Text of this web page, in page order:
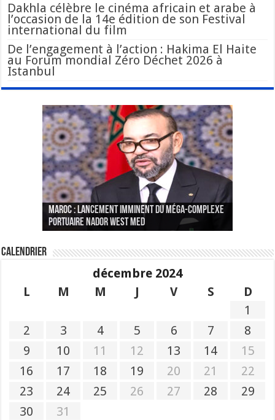
Dakhla célèbre le cinéma africain et arabe à
l’occasion de la 14e édition de son Festival
international du film
De l’engagement à l’action : Hakima El Haite
au Forum mondial Zéro Déchet 2026 à
Istanbul
MAROC : Lancement imminent du méga-complexe
portuaire Nador West Med
Le Wali Ait Taleb préside la nomination du
nouveau Secrétaire Général pour insuffler un
sang nouveau à l’administration
Fès : La 70e conférence annuelle de la
Fédération internationale des journalistes et
des écrivains s’est achevée
Paris va présenter à Alger une liste de
« plusieurs centaines de personnes » aux
profils « dangereux »
CGEM: le binôme Oukacha-Joundy reconduit à la
tête de la Fédération des pêches maritimes
Calendrier
décembre 2024
L
M M J V S
D
1
2
3 4 5 6 7
8
9
10 11 12 13 14
15
16
17 18 19 20 21
22
23
24 25 26 27 28
29
30
31